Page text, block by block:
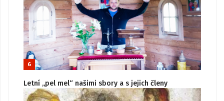
6
Letní „pel mel“ našimi sbory a s jejich členy